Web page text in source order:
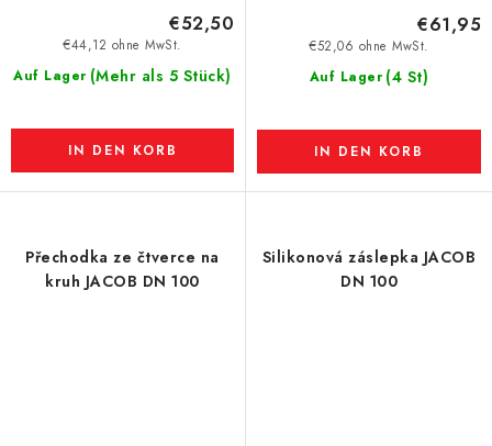
Auf Lager (Mehr als 5 Stück)
€44,12 ohne MwSt.
€52,50
IN DEN KORB
Auf Lager (4 St)
€52,06 ohne MwSt.
€61,95
IN DEN KORB
Přechodka ze čtverce na
kruh JACOB DN 100
Silikonová záslepka JACOB
DN 100